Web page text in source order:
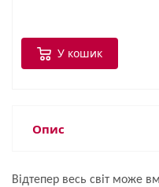
У кошик
Опис
Відтепер весь світ може